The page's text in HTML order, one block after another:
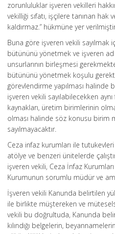
zorunluluklar işveren vekilleri
vekilliği sıfatı, işçilere tanınan
kaldırmaz.” hükmüne yer
Buna göre işveren vekili sayılmak
bütününü yönetmek ve işveren
unsurlarının birleşmesi
bütününü yönetmek koşulu
görevlendirme yapılması halinde
işveren vekili sayılabilecekken
kaynakları, üretim birimlerinin
olması halinde söz konusu birim
sayılmayacaktır.
Ceza infaz kurumları ile
atölye ve benzeri ünitelerde
işveren vekili, Ceza İnfaz
Kurumunun sorumlu müdür ve
İşveren vekili Kanunda belirtilen
ile birlikte müştereken ve
vekili bu doğrultuda, Kanunda
kılındığı belgelerin,